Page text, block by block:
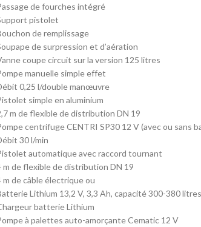
de fourches intégré
pistolet
de remplissage
de surpression et d’aération
coupe circuit sur la version 125 litres
manuelle simple effet
0,25 l/double manœuvre
simple en aluminium
m de flexible de distribution DN 19
centrifuge CENTRI SP30 12 V (avec ou sans
30 l/min
automatique avec raccord tournant
m de flexible de distribution DN 19
m de câble électrique ou
Lithium 13,2 V, 3,3 Ah, capacité 300-380
batterie Lithium
à palettes auto-amorçante Cematic 12 V